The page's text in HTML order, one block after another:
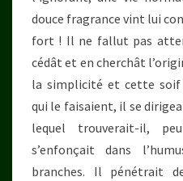
douce fragrance vint lui
fort ! Il ne fallut pas
cédât et en cherchât
la simplicité et cette soif
qui le faisaient, il se
lequel trouverait-il,
s’enfonçait dans
branches. Il pénétrait